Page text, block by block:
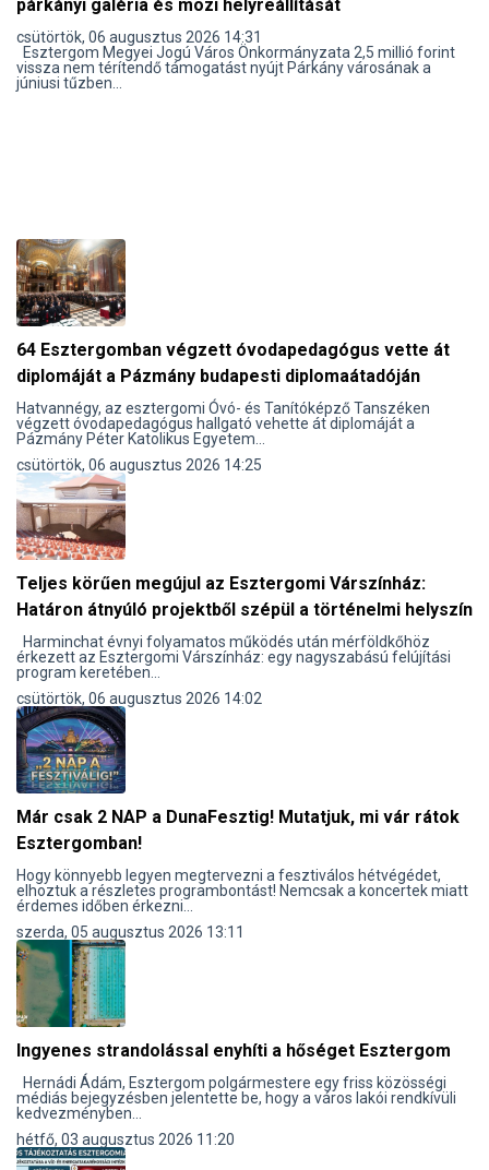
párkányi galéria és mozi helyreállítását
csütörtök, 06 augusztus 2026 14:31
Esztergom Megyei Jogú Város Önkormányzata 2,5 millió forint
vissza nem térítendő támogatást nyújt Párkány városának a
júniusi tűzben...
64 Esztergomban végzett óvodapedagógus vette át
diplomáját a Pázmány budapesti diplomaátadóján
Hatvannégy, az esztergomi Óvó- és Tanítóképző Tanszéken
végzett óvodapedagógus hallgató vehette át diplomáját a
Pázmány Péter Katolikus Egyetem...
csütörtök, 06 augusztus 2026 14:25
Teljes körűen megújul az Esztergomi Várszínház:
Határon átnyúló projektből szépül a történelmi helyszín
Harminchat évnyi folyamatos működés után mérföldkőhöz
érkezett az Esztergomi Várszínház: egy nagyszabású felújítási
program keretében...
csütörtök, 06 augusztus 2026 14:02
Már csak 2 NAP a DunaFesztig! Mutatjuk, mi vár rátok
Esztergomban!
Hogy könnyebb legyen megtervezni a fesztiválos hétvégédet,
elhoztuk a részletes programbontást! Nemcsak a koncertek miatt
érdemes időben érkezni...
szerda, 05 augusztus 2026 13:11
Ingyenes strandolással enyhíti a hőséget Esztergom
Hernádi Ádám, Esztergom polgármestere egy friss közösségi
médiás bejegyzésben jelentette be, hogy a város lakói rendkívüli
kedvezményben...
hétfő, 03 augusztus 2026 11:20